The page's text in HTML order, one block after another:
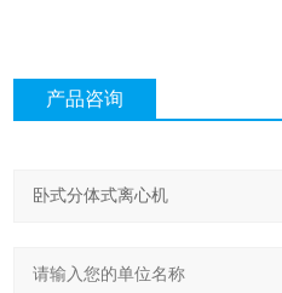
产品咨询